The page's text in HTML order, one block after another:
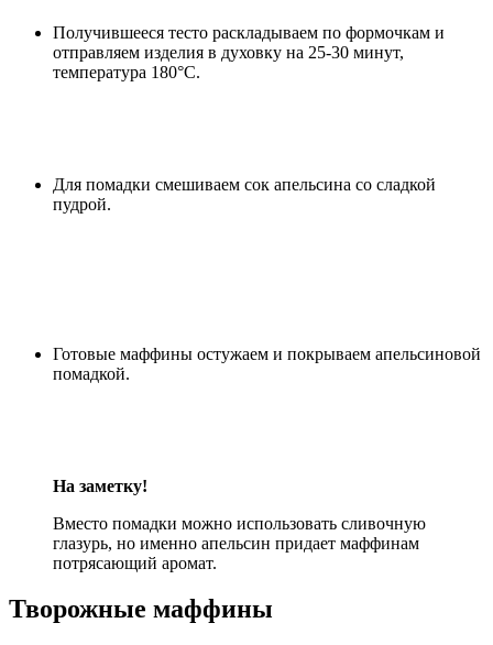
Получившееся тесто раскладываем по формочкам и
отправляем изделия в духовку на 25-30 минут,
температура 180°С.
Для помадки смешиваем сок апельсина со сладкой
пудрой.
Готовые маффины остужаем и покрываем апельсиновой
помадкой.
На заметку!
Вместо помадки можно использовать сливочную
глазурь, но именно апельсин придает маффинам
потрясающий аромат.
Творожные маффины